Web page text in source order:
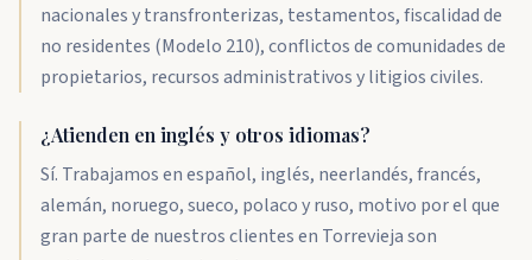
nacionales y transfronterizas, testamentos, fiscalidad de
no residentes (Modelo 210), conflictos de comunidades de
propietarios, recursos administrativos y litigios civiles.
¿Atienden en inglés y otros idiomas?
Sí. Trabajamos en español, inglés, neerlandés, francés,
alemán, noruego, sueco, polaco y ruso, motivo por el que
gran parte de nuestros clientes en Torrevieja son